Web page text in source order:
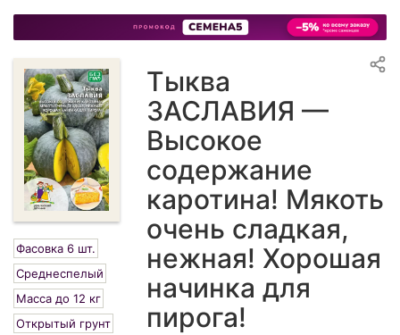
Фасовка 6 шт.
Среднеспелый
Масса до 12 кг
Открытый грунт
Тыква
ЗАСЛАВИЯ —
Высокое
содержание
каротина! Мякоть
очень сладкая,
нежная! Хорошая
начинка для
пирога!